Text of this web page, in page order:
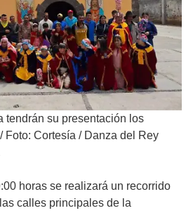
tendrán su presentación los
/ Foto: Cortesía / Danza del Rey
horas se realizará un recorrido
calles principales de la